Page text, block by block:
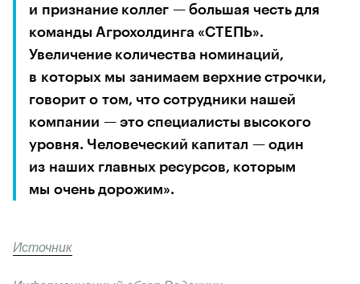
и признание коллег — большая честь для
команды Агрохолдинга «СТЕПЬ».
Увеличение количества номинаций,
в которых мы занимаем верхние строчки,
говорит о том, что сотрудники нашей
компании — это специалисты высокого
уровня. Человеческий капитал — один
из наших главных ресурсов, которым
мы очень дорожим».
Источник